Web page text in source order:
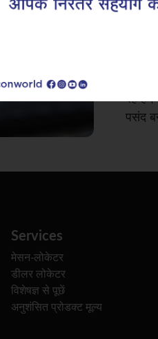
रहे हैं।
पसंद
Services
मेसन-लोकेटर
डीलर लोकेटर
विशेषज्ञ से पूछें
अनुशंसित प्रोडक्ट मूल्य